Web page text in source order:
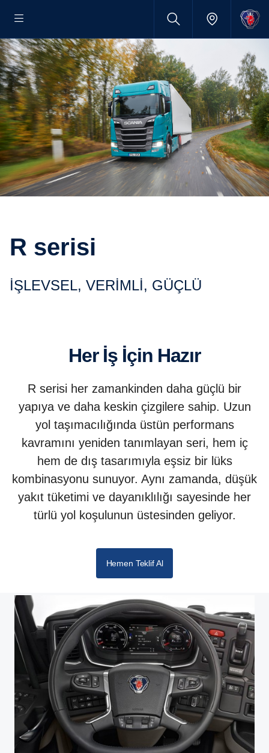
R serisi
İŞLEVSEL, VERIMLI, GÜÇLÜ
Her İş İçin Hazır
R serisi her zamankinden daha güçlü bir
yapıya ve daha keskin çizgilere sahip. Uzun
yol taşımacılığında üstün performans
kavramını yeniden tanımlayan seri, hem iç
hem de dış tasarımıyla eşsiz bir lüks
kombinasyonu sunuyor. Aynı zamanda, düşük
yakıt tüketimi ve dayanıklılığı sayesinde her
türlü yol koşulunun üstesinden geliyor.
Hemen Teklif Al